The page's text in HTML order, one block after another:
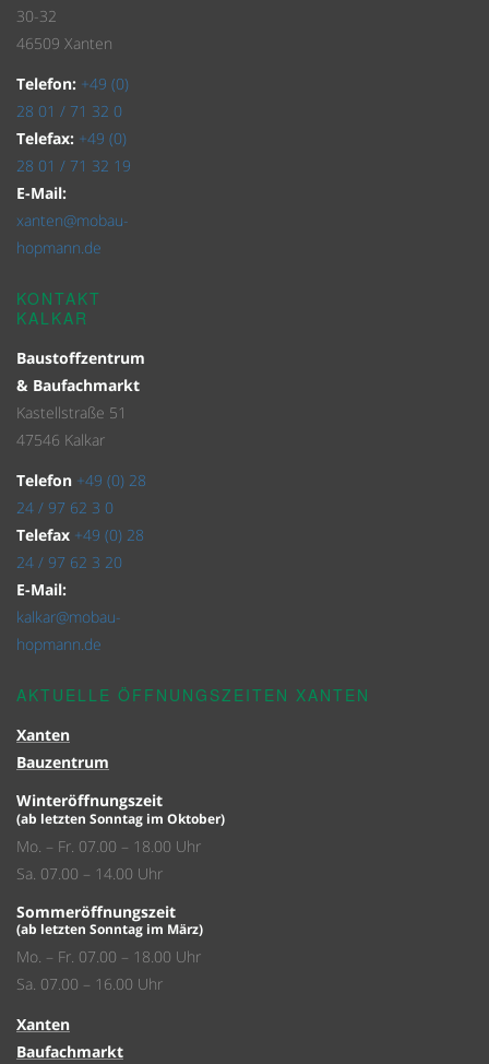
30-32
46509 Xanten
Telefon: +49 (0)
28 01 / 71 32 0
Telefax: +49 (0)
28 01 / 71 32 19
E-Mail:
xanten@mobau-
hopmann.de
KONTAKT
KALKAR
Baustoffzentrum
& Baufachmarkt
Kastellstraße 51
47546 Kalkar
Telefon +49 (0) 28
24 / 97 62 3 0
Telefax +49 (0) 28
24 / 97 62 3 20
E-Mail:
kalkar@mobau-
hopmann.de
AKTUELLE ÖFFNUNGSZEITEN XANTEN
Xanten
Bauzentrum
Winteröffnungszeit
(ab letzten Sonntag im Oktober)
Mo. – Fr. 07.00 – 18.00 Uhr
Sa. 07.00 – 14.00 Uhr
Sommeröffnungszeit
(ab letzten Sonntag im März)
Mo. – Fr. 07.00 – 18.00 Uhr
Sa. 07.00 – 16.00 Uhr
Xanten
Baufachmarkt